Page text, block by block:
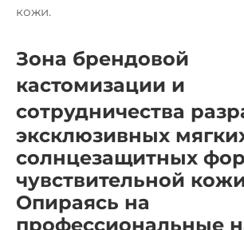
кожи.
Зона брендовой
кастомизации и
сотрудничества
эксклюзивных
солнцезащитных
чувствительной
Опираясь на
профессиональные